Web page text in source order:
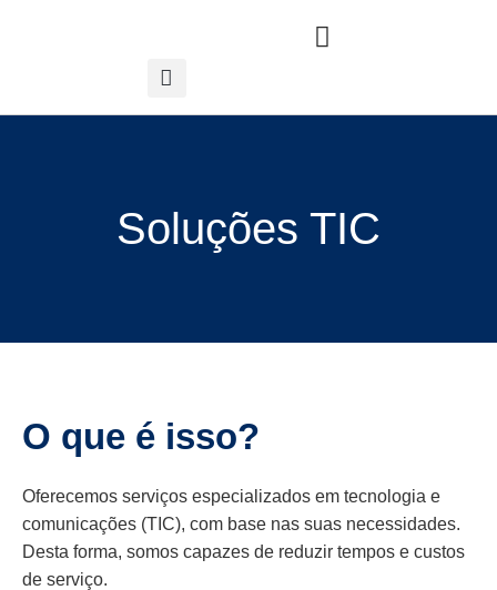
Soluções TIC
O que é isso?
Oferecemos serviços especializados em tecnologia e
comunicações (TIC), com base nas suas necessidades.
Desta forma, somos capazes de reduzir tempos e custos
de serviço.